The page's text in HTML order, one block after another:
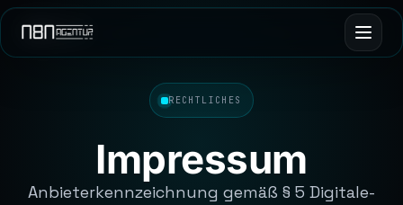
RECHTLICHES
Impressum
Anbieterkennzeichnung gemäß § 5 Digitale-